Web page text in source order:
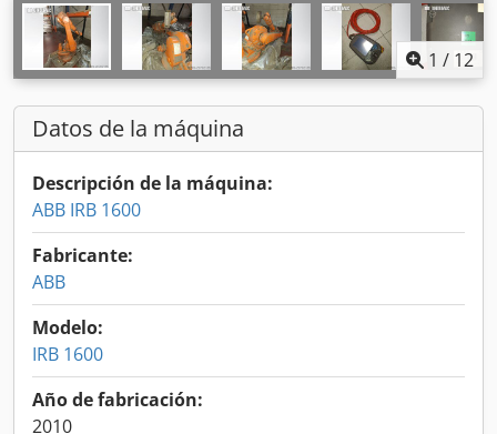
1 / 12
Datos de la máquina
Descripción de la máquina:
ABB IRB 1600
Fabricante:
ABB
Modelo:
IRB 1600
Año de fabricación:
2010